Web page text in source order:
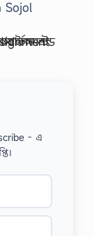
Sojol
- এ